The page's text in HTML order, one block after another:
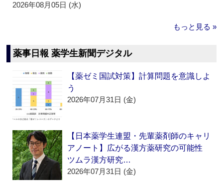
2026年08月05日 (水)
もっと見る »
薬事日報 薬学生新聞デジタル
【薬ゼミ国試対策】計算問題を意識しよ
う
2026年07月31日 (金)
【日本薬学生連盟・先輩薬剤師のキャリ
アノート】広がる漢方薬研究の可能性
ツムラ漢方研究…
2026年07月31日 (金)